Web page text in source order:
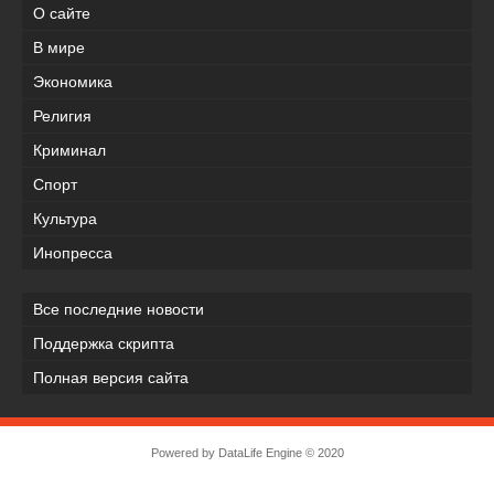
О сайте
В мире
Экономика
Религия
Криминал
Спорт
Культура
Инопресса
Все последние новости
Поддержка скрипта
Полная версия сайта
Powered by DataLife Engine© 2020